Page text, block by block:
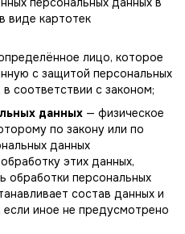
виде картотек
лицо, которое
с защитой персональных
соответствии с законом;
данных — физическое
по закону или по
данных
этих данных,
обработки персональных
состав данных и
иное не предусмотрено